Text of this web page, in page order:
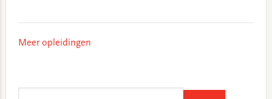
Meer opleidingen